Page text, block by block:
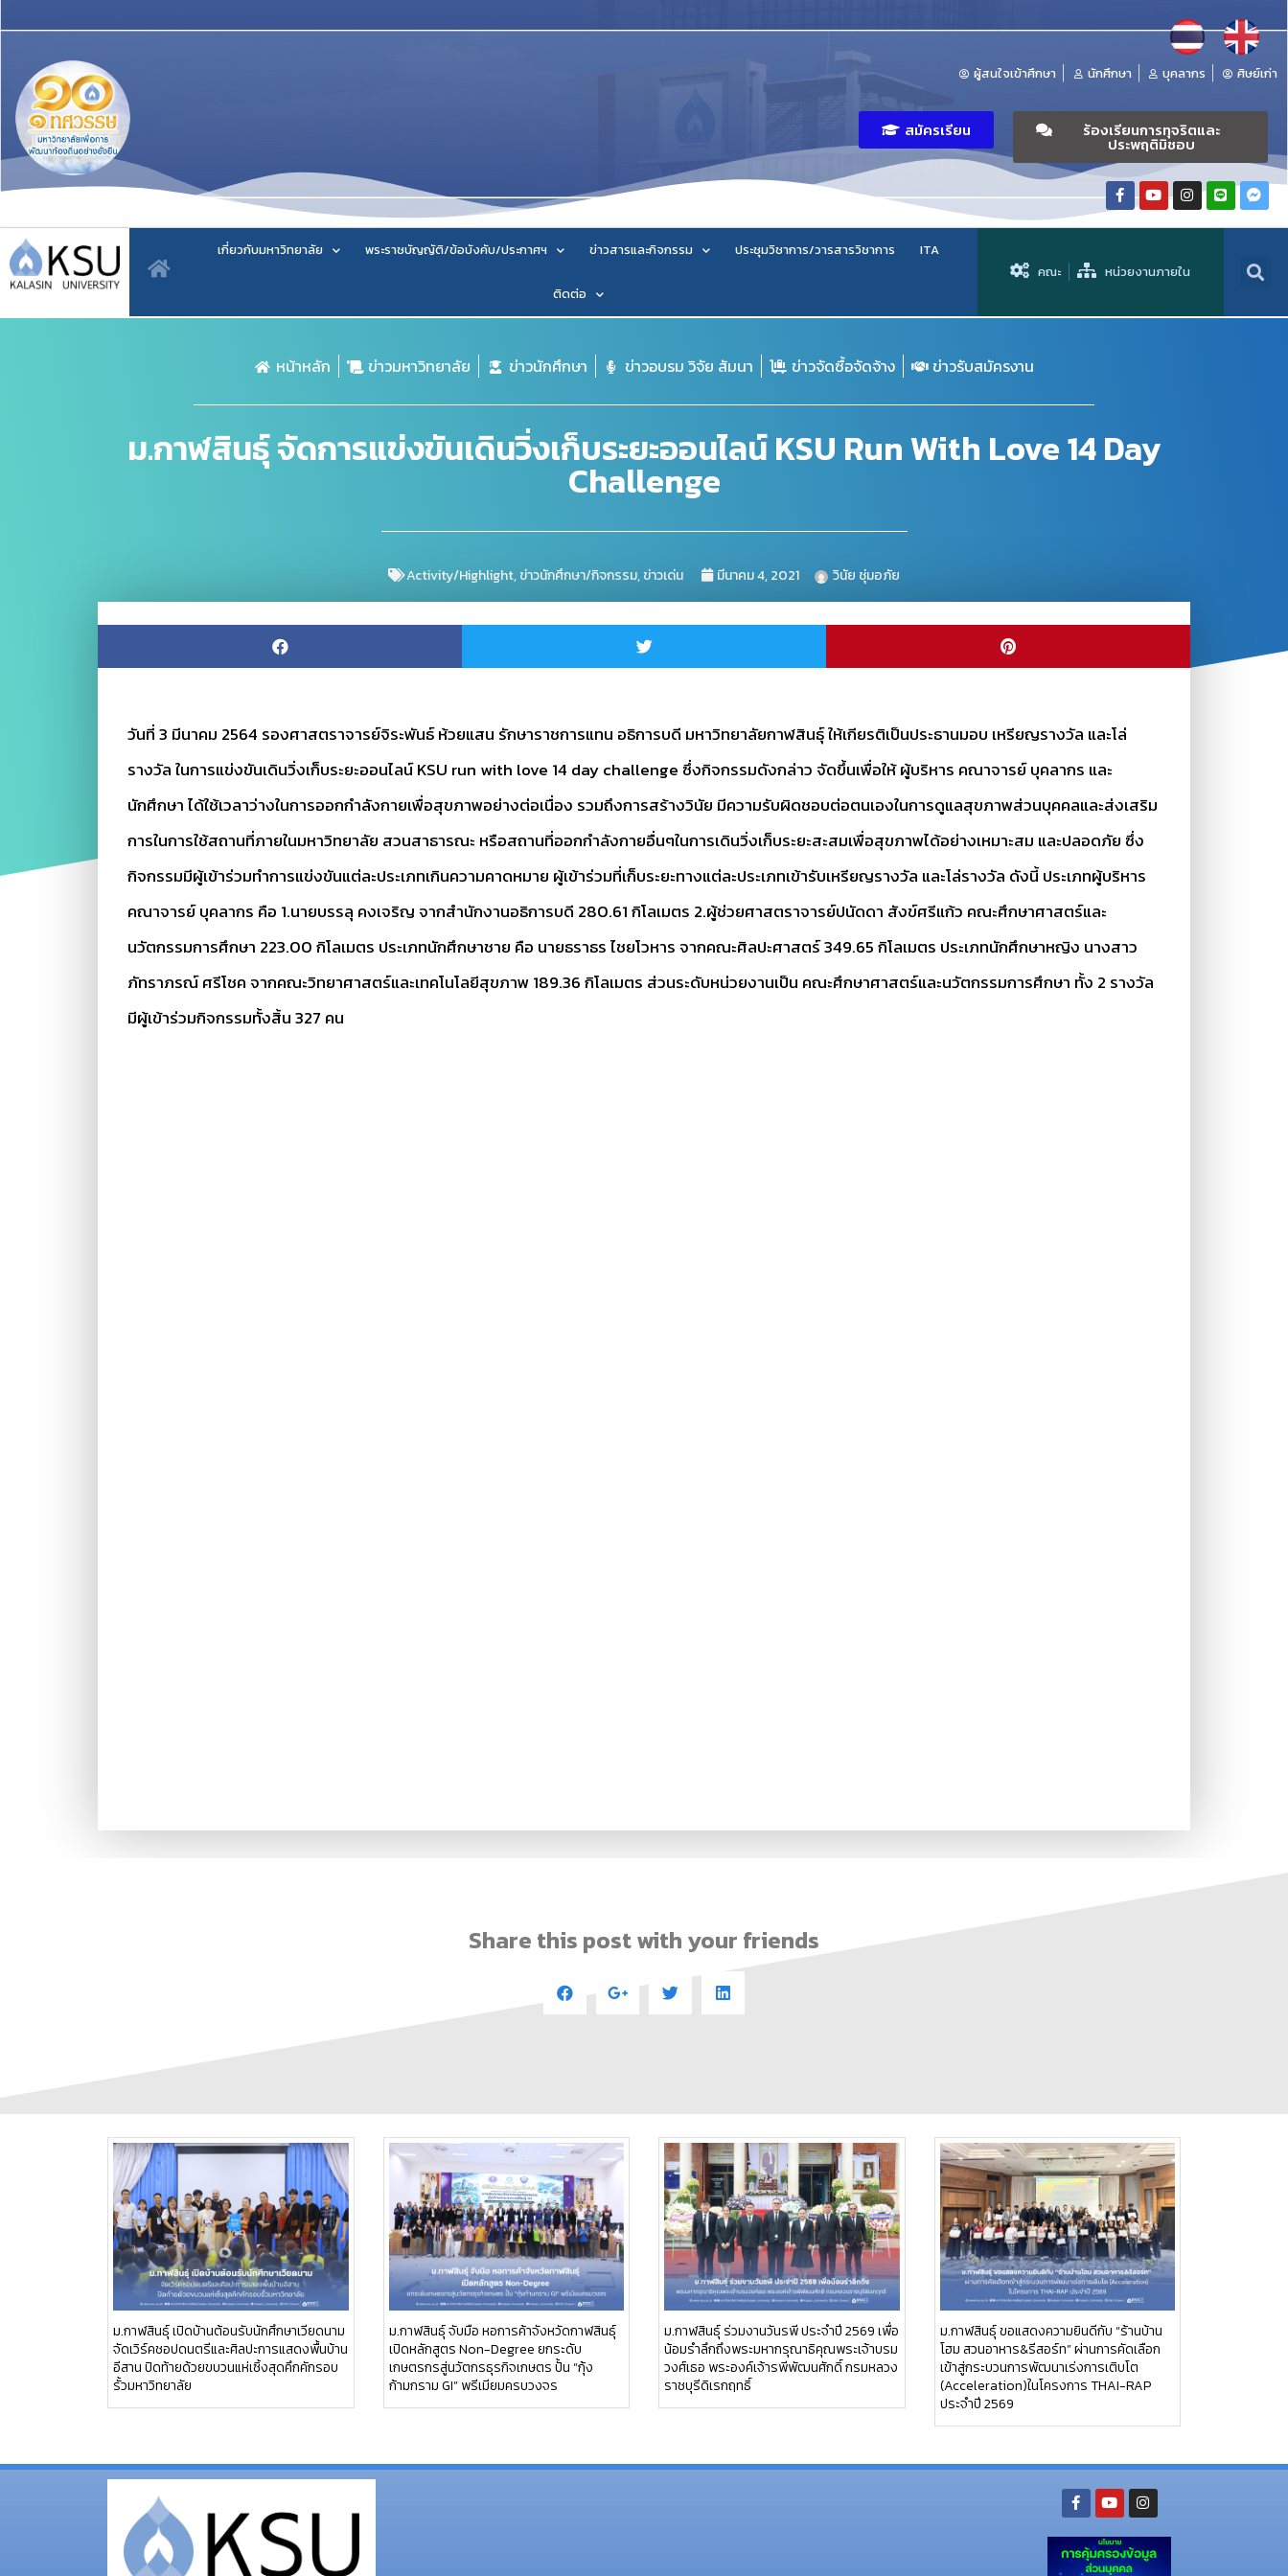
ผู้สนใจเข้าศึกษา นักศึกษา บุคลากร ศิษย์เก่า
สมัครเรียน ร้องเรียนการทุจริตและ
ประพฤติมิชอบ
เกี่ยวกับมหาวิทยาลัย พระราชบัญญัติ/ข้อบังคับ/ประกาศฯ ข่าวสารและกิจกรรม ประชุมวิชาการ/วารสารวิชาการ ITA
ติดต่อ
คณะ หน่วยงานภายใน
หน้าหลัก ข่าวมหาวิทยาลัย ข่าวนักศึกษา ข่าวอบรม วิจัย สัมนา ข่าวจัดซื้อจัดจ้าง ข่าวรับสมัครงาน
ม.กาฬสินธุ์ จัดการแข่งขันเดินวิ่งเก็บระยะออนไลน์ KSU Run With Love 14 Day
Challenge
Activity/Highlight,ข่าวนักศึกษา/กิจกรรม,ข่าวเด่น มีนาคม 4, 2021 วินัย ชุ่มอภัย
วันที่ 3 มีนาคม 2564 รองศาสตราจารย์จิระพันธ์ ห้วยแสน รักษาราชการแทน อธิการบดี มหาวิทยาลัยกาฬสินธุ์ ให้เกียรติเป็นประธานมอบ เหรียญรางวัล และโล่
รางวัล ในการแข่งขันเดินวิ่งเก็บระยะออนไลน์ KSU run with love 14 day challenge ซึ่งกิจกรรมดังกล่าว จัดขึ้นเพื่อให้ ผู้บริหาร คณาจารย์ บุคลากร และ
นักศึกษา ได้ใช้เวลาว่างในการออกกำลังกายเพื่อสุขภาพอย่างต่อเนื่อง รวมถึงการสร้างวินัย มีความรับผิดชอบต่อตนเองในการดูแลสุขภาพส่วนบุคคลและส่งเสริม
การในการใช้สถานที่ภายในมหาวิทยาลัย สวนสาธารณะ หรือสถานที่ออกกำลังกายอื่นๆในการเดินวิ่งเก็บระยะสะสมเพื่อสุขภาพได้อย่างเหมาะสม และปลอดภัย ซึ่ง
กิจกรรมมีผู้เข้าร่วมทำการแข่งขันแต่ละประเภทเกินความคาดหมาย ผู้เข้าร่วมที่เก็บระยะทางแต่ละประเภทเข้ารับเหรียญรางวัล และโล่รางวัล ดังนี้ ประเภทผู้บริหาร
คณาจารย์ บุคลากร คือ 1.นายบรรลุ คงเจริญ จากสำนักงานอธิการบดี 280.61 กิโลเมตร 2.ผู้ช่วยศาสตราจารย์ปนัดดา สังข์ศรีแก้ว คณะศึกษาศาสตร์และ
นวัตกรรมการศึกษา 223.00 กิโลเมตร ประเภทนักศึกษาชาย คือ นายธราธร ไชยโวหาร จากคณะศิลปะศาสตร์ 349.65 กิโลเมตร ประเภทนักศึกษาหญิง นางสาว
ภัทราภรณ์ ศรีโชค จากคณะวิทยาศาสตร์และเทคโนโลยีสุขภาพ 189.36 กิโลเมตร ส่วนระดับหน่วยงานเป็น คณะศึกษาศาสตร์และนวัตกรรมการศึกษา ทั้ง 2 รางวัล
มีผู้เข้าร่วมกิจกรรมทั้งสิ้น 327 คน
Share this post with your friends
ม.กาฬสินธุ์ เปิดบ้านต้อนรับนักศึกษาเวียดนาม
จัดเวิร์คชอปดนตรีและศิลปะการแสดงพื้นบ้าน
อีสาน ปิดท้ายด้วยขบวนแห่เซิ้งสุดคึกคักรอบ
รั้วมหาวิทยาลัย
ม.กาฬสินธุ์ จับมือ หอการค้าจังหวัดกาฬสินธุ์
เปิดหลักสูตร Non-Degree ยกระดับ
เกษตรกรสู่นวัตกรธุรกิจเกษตร ปั้น “กุ้ง
ก้ามกราม GI” พรีเมียมครบวงจร
ม.กาฬสินธุ์ ร่วมงานวันรพี ประจำปี 2569 เพื่อ
น้อมรำลึกถึงพระมหากรุณาธิคุณพระเจ้าบรม
วงศ์เธอ พระองค์เจ้ารพีพัฒนศักดิ์ กรมหลวง
ราชบุรีดิเรกฤทธิ์
ม.กาฬสินธุ์ ขอแสดงความยินดีกับ “ร้านบ้าน
โฮม สวนอาหาร&รีสอร์ท” ผ่านการคัดเลือก
เข้าสู่กระบวนการพัฒนาเร่งการเติบโต
(Acceleration)ในโครงการ THAI-RAP
ประจำปี 2569